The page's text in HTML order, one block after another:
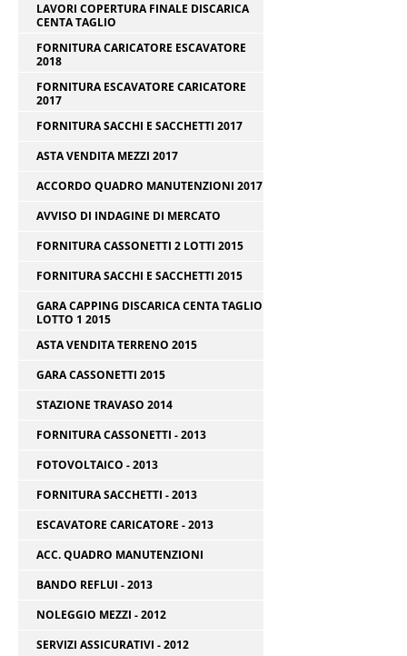
LAVORI COPERTURA FINALE DISCARICA
CENTA TAGLIO
FORNITURA CARICATORE ESCAVATORE
2018
FORNITURA ESCAVATORE CARICATORE
2017
FORNITURA SACCHI E SACCHETTI 2017
ASTA VENDITA MEZZI 2017
ACCORDO QUADRO MANUTENZIONI 2017
AVVISO DI INDAGINE DI MERCATO
FORNITURA CASSONETTI 2 LOTTI 2015
FORNITURA SACCHI E SACCHETTI 2015
GARA CAPPING DISCARICA CENTA TAGLIO
LOTTO 1 2015
ASTA VENDITA TERRENO 2015
GARA CASSONETTI 2015
STAZIONE TRAVASO 2014
FORNITURA CASSONETTI - 2013
FOTOVOLTAICO - 2013
FORNITURA SACCHETTI - 2013
ESCAVATORE CARICATORE - 2013
ACC. QUADRO MANUTENZIONI
BANDO REFLUI - 2013
NOLEGGIO MEZZI - 2012
SERVIZI ASSICURATIVI - 2012